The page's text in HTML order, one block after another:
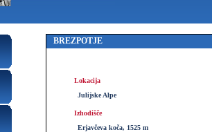
BREZPOTJE
Lokacija
Julijske Alpe
Izhodišče
Erjavčeva koča, 1525 m